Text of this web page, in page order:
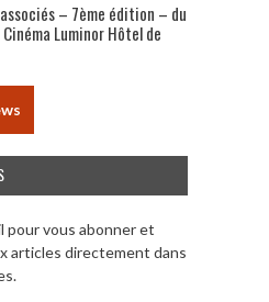
– 7ème édition – du
Luminor Hôtel de
pour vous abonner et
articles directement dans